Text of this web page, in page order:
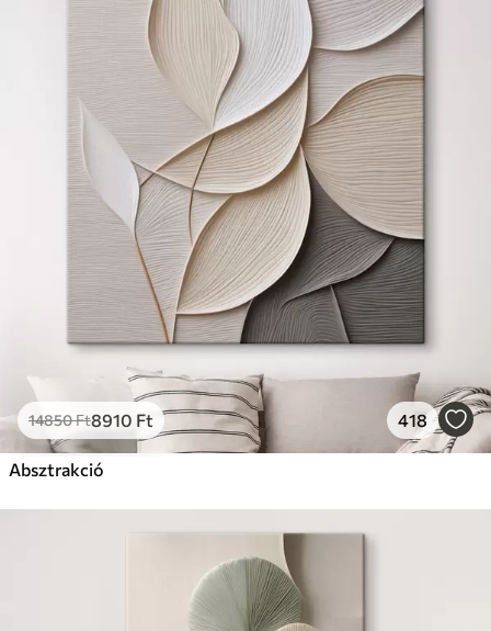
14850Ft8910 Ft 418
Absztrakció